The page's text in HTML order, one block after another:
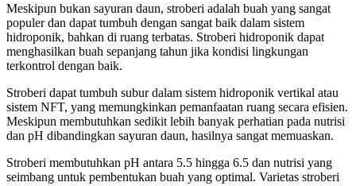
Meskipun bukan sayuran daun, stroberi adalah buah yang sangat
populer dan dapat tumbuh dengan sangat baik dalam sistem
hidroponik, bahkan di ruang terbatas. Stroberi hidroponik dapat
menghasilkan buah sepanjang tahun jika kondisi lingkungan
terkontrol dengan baik.
Stroberi dapat tumbuh subur dalam sistem hidroponik vertikal atau
sistem NFT, yang memungkinkan pemanfaatan ruang secara efisien.
Meskipun membutuhkan sedikit lebih banyak perhatian pada nutrisi
dan pH dibandingkan sayuran daun, hasilnya sangat memuaskan.
Stroberi membutuhkan pH antara 5.5 hingga 6.5 dan nutrisi yang
seimbang untuk pembentukan buah yang optimal. Varietas stroberi